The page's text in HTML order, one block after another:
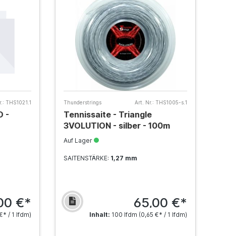
THS1021.1
-
€*
/ 1 lfdm)
Thunderstrings Art. Nr.: THS1005-s.1
Tennissaite - Triangle
3VOLUTION - silber - 100m
Auf Lager
SAITENSTÄRKE: 1,27 mm
65,00 €*
Inhalt: 100 lfdm (0,65 €* / 1 lfdm)